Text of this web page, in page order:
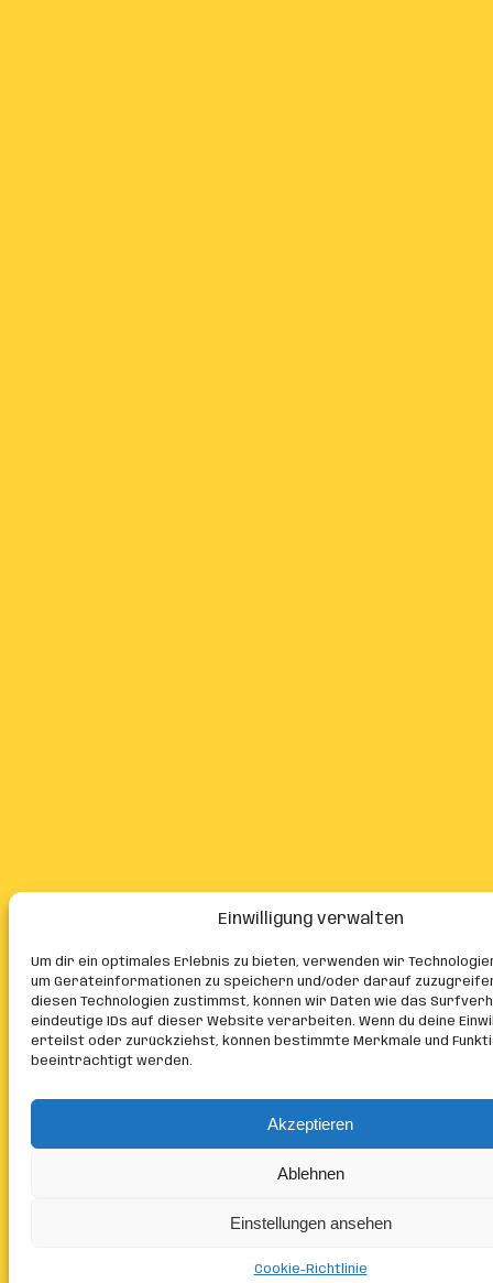
Einwilligung verwalten
Um dir ein optimales Erlebnis zu bieten, verwenden wir
um Geräteinformationen zu speichern und/oder darauf
diesen Technologien zustimmst, können wir Daten wie das
eindeutige IDs auf dieser Website verarbeiten. Wenn du deine
erteilst oder zurückziehst, können bestimmte Merkmale und
beeinträchtigt werden.
Akzeptieren
Ablehnen
Einstellungen ansehen
Cookie-Richtlinie